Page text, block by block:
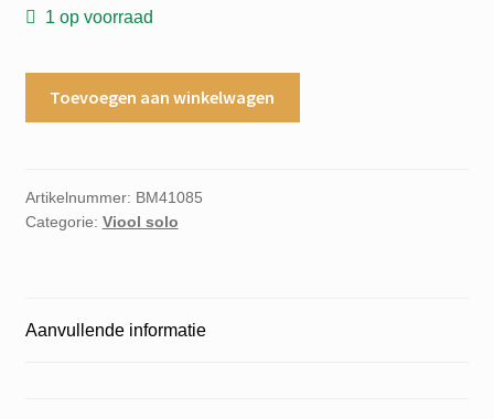
1 op voorraad
Weihnachtslieder
fur
Toevoegen aan winkelwagen
Artikelnummer: BM41085
Categorie: Viool solo
Aanvullende informatie